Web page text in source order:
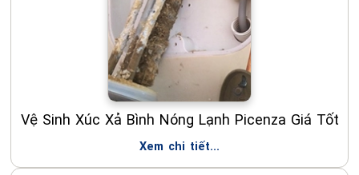
Vệ Sinh Xúc Xả Bình Nóng Lạnh Picenza Giá Tốt
Xem chi tiết...